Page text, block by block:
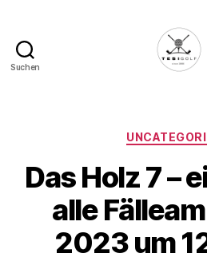
Suchen
für
Das Holz 7 –
alle
2023 um